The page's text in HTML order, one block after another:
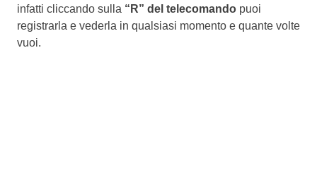
infatti cliccando sulla “R” del telecomando puoi
registrarla e vederla in qualsiasi momento e quante volte
vuoi.